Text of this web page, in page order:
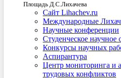
Площадь Д.С.Лихачева
Сайт Lihachev.ru
Международные
Научные конференции
Студенческое научное
Конкурсы научных
Аспирантура
Центр мониторинга и
трудовых конфликтов